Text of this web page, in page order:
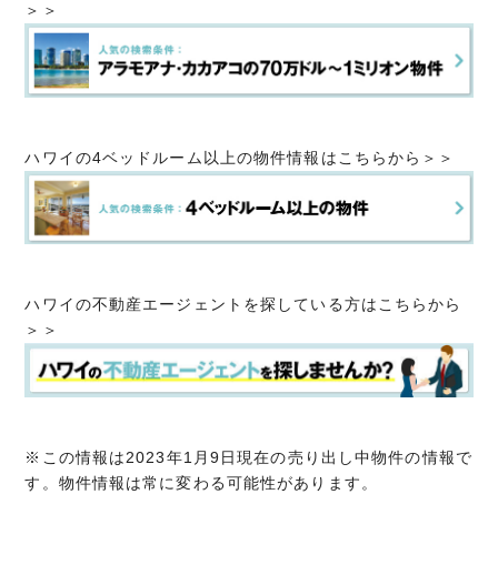
＞＞
ハワイの4ベッドルーム以上の物件情報はこちらから＞＞
ハワイの不動産エージェントを探している方はこちらから
＞＞
※この情報は2023年1月9日現在の売り出し中物件の情報で
す。物件情報は常に変わる可能性があります。